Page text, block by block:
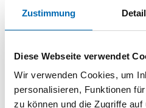
Zustimmung
Diese Webseite verwendet
Wir verwenden Cookies, um
personalisieren, Funktionen
zu können und die Zugriffe
Produktbeschreibung
890mm Flachstulp 20x2,5mm
580,0mm B1 760,0mm A-Öffner: